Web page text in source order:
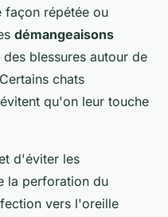
façon répétée ou
démangeaisons
blessures autour de
chats
qu'on leur touche
d'éviter les
la perforation du
vers l'oreille